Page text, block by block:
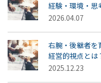
経験・環境・思
2026.04.07
右腕・後継者
経営的視点とは
2025.12.23